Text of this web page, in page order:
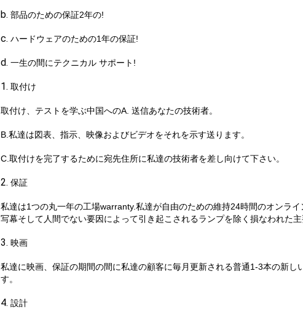
b. 部品のための保証2年の!
c. ハードウェアのための1年の保証!
d. 一生の間にテクニカル サポート!
1. 取付け
取付け、テストを学ぶ中国へのA. 送信あなたの技術者。
B.私達は図表、指示、映像およびビデオをそれを示す送ります。
C.取付けを完了するために宛先住所に私達の技術者を差し向けて下さい。
2. 保証
私達は1つの丸一年の工場warranty.私達が自由のための維持24時間のオンラ
写幕そして人間でない要因によって引き起こされるランプを除く損なわれた主
3. 映画
私達に映画、保証の期間の間に私達の顧客に毎月更新される普通1-3本の新し
す。
4. 設計